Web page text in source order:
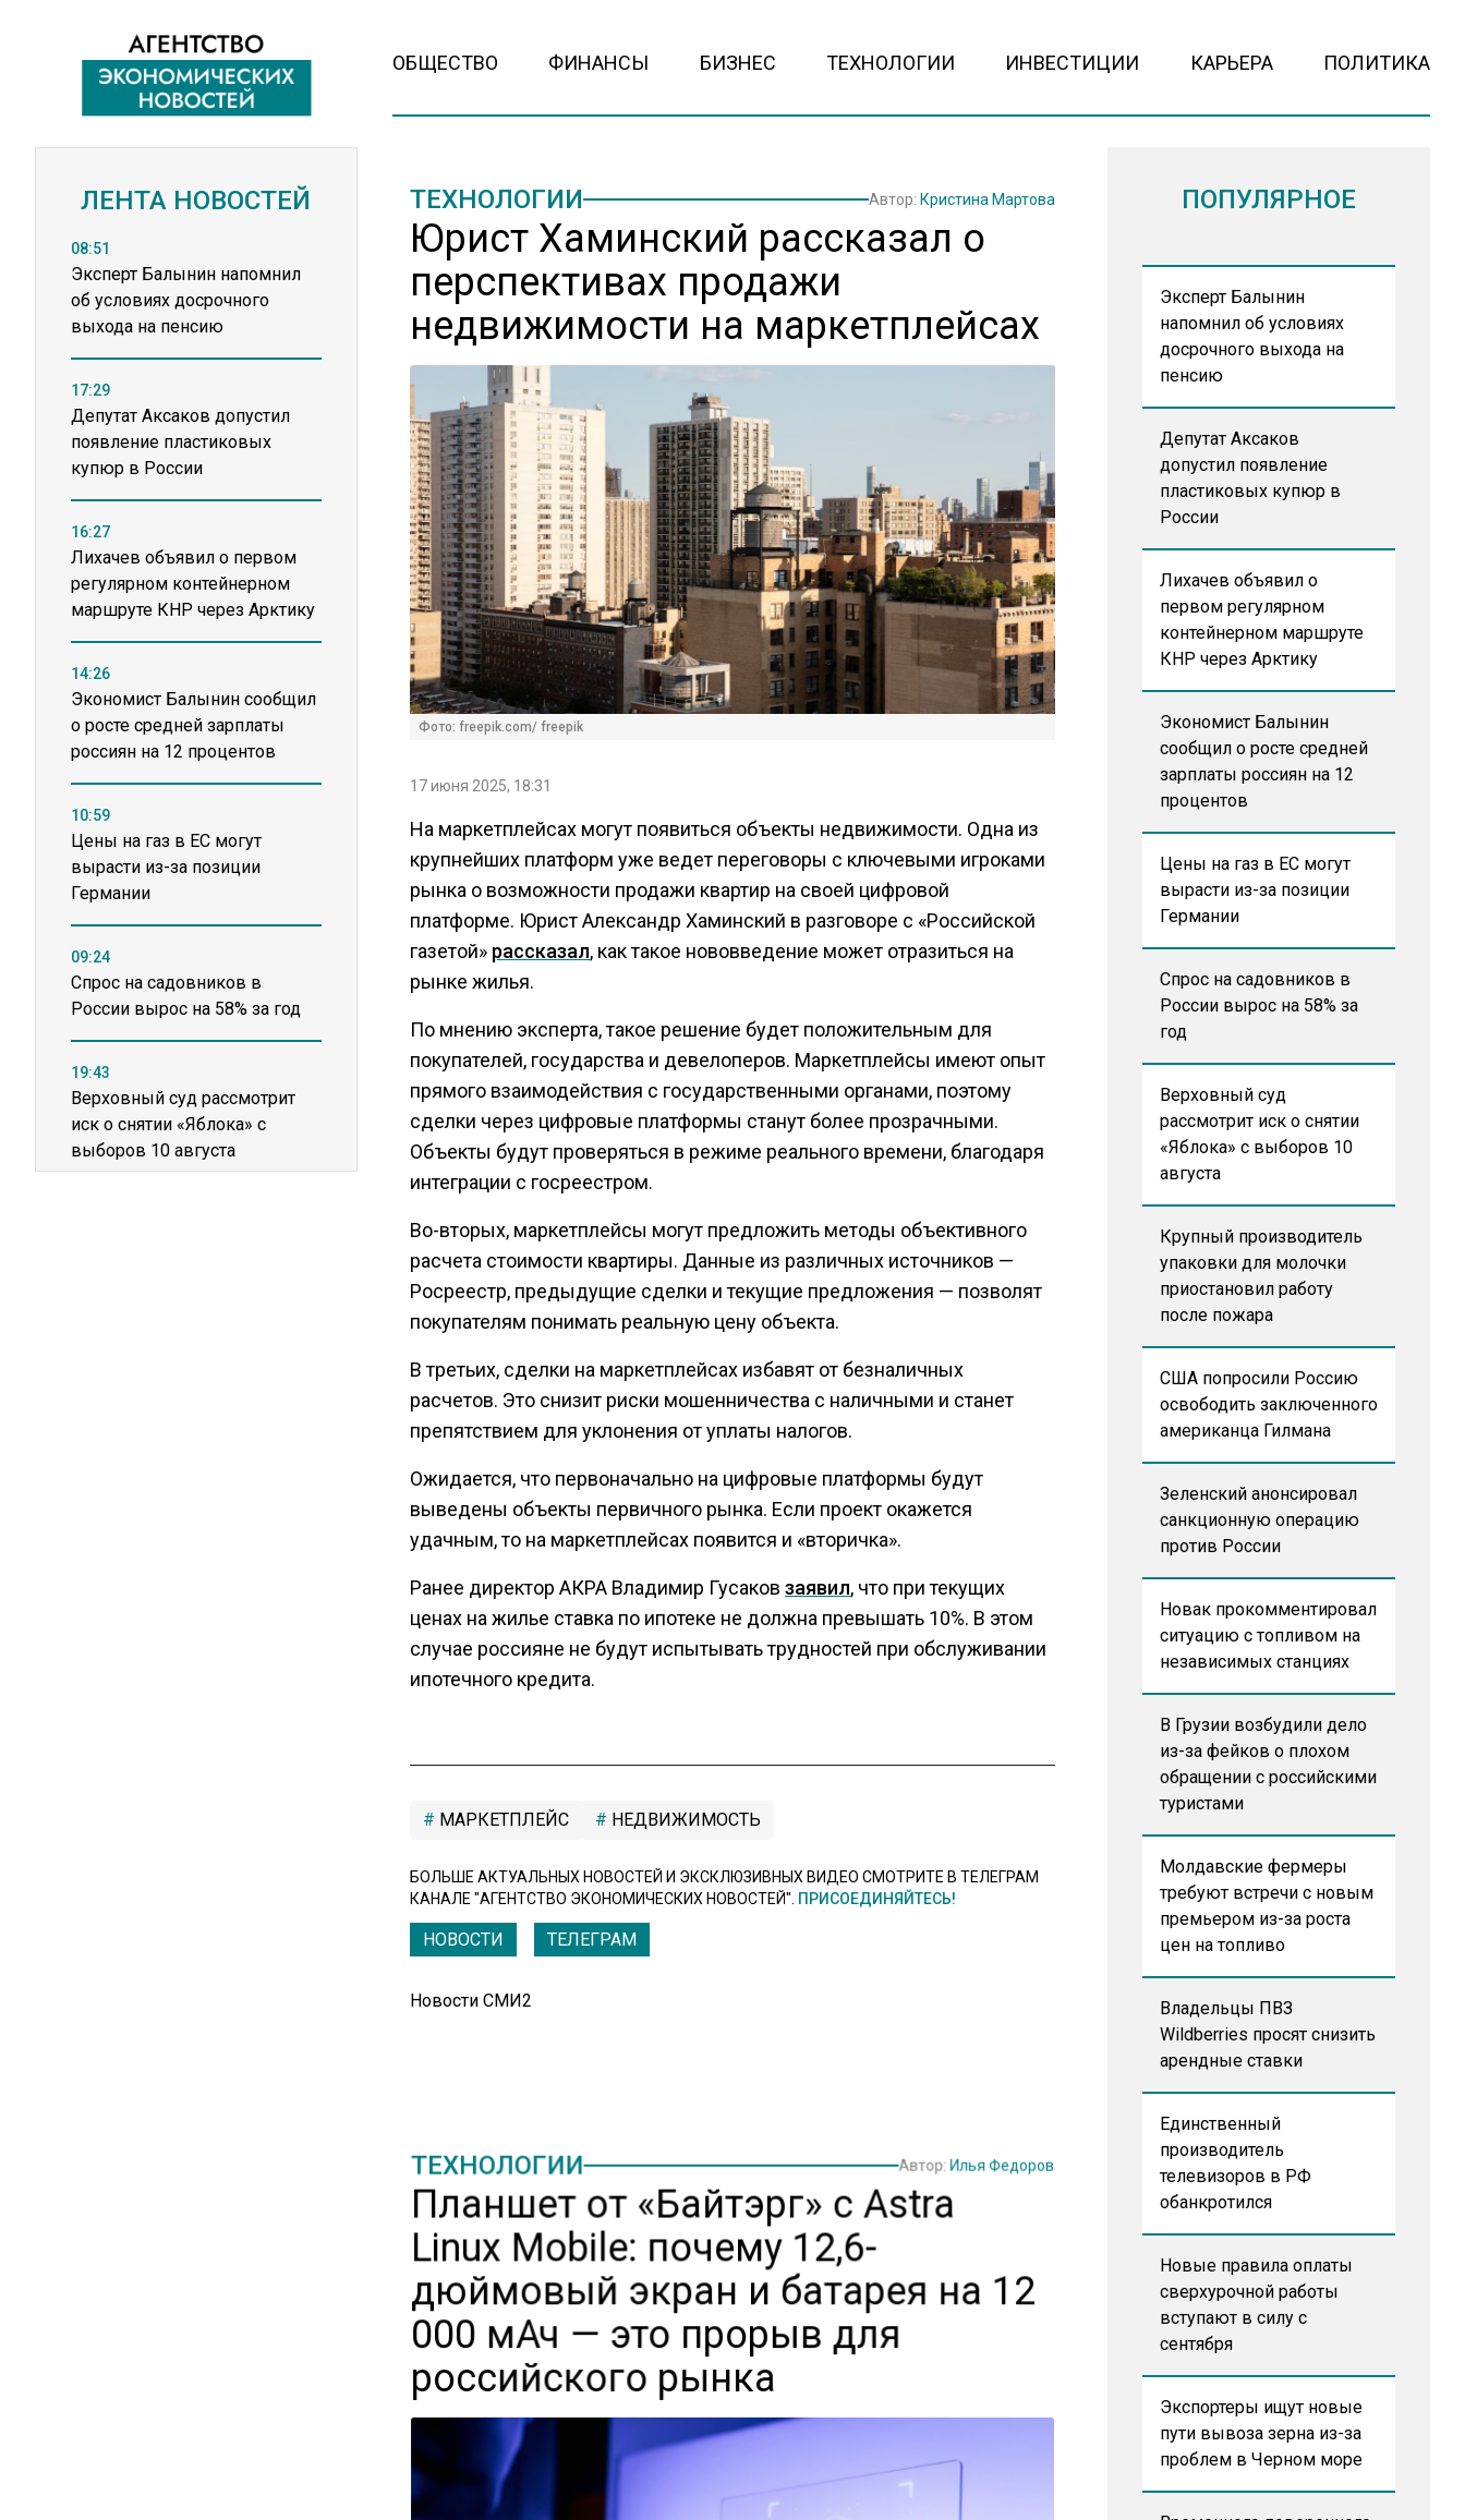
ОБЩЕСТВО ФИНАНСЫ БИЗНЕС ТЕХНОЛОГИИ ИНВЕСТИЦИИ КАРЬЕРА ПОЛИТИКА
ЛЕНТА НОВОСТЕЙ
08:51
Эксперт Балынин напомнил
об условиях досрочного
выхода на пенсию
17:29
Депутат Аксаков допустил
появление пластиковых
купюр в России
16:27
Лихачев объявил о первом
регулярном контейнерном
маршруте КНР через Арктику
14:26
Экономист Балынин сообщил
о росте средней зарплаты
россиян на 12 процентов
10:59
Цены на газ в ЕС могут
вырасти из-за позиции
Германии
09:24
Спрос на садовников в
России вырос на 58% за год
19:43
Верховный суд рассмотрит
иск о снятии «Яблока» с
выборов 10 августа
ТЕХНОЛОГИИ Автор: Кристина Мартова
Юрист Хаминский рассказал о
перспективах продажи
недвижимости на маркетплейсах
Фото: freepik.com/ freepik
17 июня 2025, 18:31
На маркетплейсах могут появиться объекты недвижимости. Одна из
крупнейших платформ уже ведет переговоры с ключевыми игроками
рынка о возможности продажи квартир на своей цифровой
платформе. Юрист Александр Хаминский в разговоре с «Российской
газетой» рассказал, как такое нововведение может отразиться на
рынке жилья.
По мнению эксперта, такое решение будет положительным для
покупателей, государства и девелоперов. Маркетплейсы имеют опыт
прямого взаимодействия с государственными органами, поэтому
сделки через цифровые платформы станут более прозрачными.
Объекты будут проверяться в режиме реального времени, благодаря
интеграции с госреестром.
Во-вторых, маркетплейсы могут предложить методы объективного
расчета стоимости квартиры. Данные из различных источников —
Росреестр, предыдущие сделки и текущие предложения — позволят
покупателям понимать реальную цену объекта.
В третьих, сделки на маркетплейсах избавят от безналичных
расчетов. Это снизит риски мошенничества с наличными и станет
препятствием для уклонения от уплаты налогов.
Ожидается, что первоначально на цифровые платформы будут
выведены объекты первичного рынка. Если проект окажется
удачным, то на маркетплейсах появится и «вторичка».
Ранее директор АКРА Владимир Гусаков заявил, что при текущих
ценах на жилье ставка по ипотеке не должна превышать 10%. В этом
случае россияне не будут испытывать трудностей при обслуживании
ипотечного кредита.
МАРКЕТПЛЕЙС НЕДВИЖИМОСТЬ
БОЛЬШЕ АКТУАЛЬНЫХ НОВОСТЕЙ И ЭКСКЛЮЗИВНЫХ ВИДЕО СМОТРИТЕ В ТЕЛЕГРАМ
КАНАЛЕ "АГЕНТСТВО ЭКОНОМИЧЕСКИХ НОВОСТЕЙ". ПРИСОЕДИНЯЙТЕСЬ!
НОВОСТИ ТЕЛЕГРАМ
Новости СМИ2
ТЕХНОЛОГИИ
Планшет от «Байтэрг» с Astra
Linux Mobile: почему 12,6-
дюймовый экран и батарея на 12
000 мАч — это прорыв для
российского рынка
ПОПУЛЯРНОЕ
Эксперт Балынин
напомнил об условиях
досрочного выхода на
пенсию
Депутат Аксаков
допустил появление
пластиковых купюр в
России
Лихачев объявил о
первом регулярном
контейнерном маршруте
КНР через Арктику
Экономист Балынин
сообщил о росте средней
зарплаты россиян на 12
процентов
Цены на газ в ЕС могут
вырасти из-за позиции
Германии
Спрос на садовников в
России вырос на 58% за
год
Верховный суд
рассмотрит иск о снятии
«Яблока» с выборов 10
августа
Крупный производитель
упаковки для молочки
приостановил работу
после пожара
США попросили Россию
освободить заключенного
американца Гилмана
Зеленский анонсировал
санкционную операцию
против России
Новак прокомментировал
ситуацию с топливом на
независимых станциях
В Грузии возбудили дело
из-за фейков о плохом
обращении с российскими
туристами
Молдавские фермеры
требуют встречи с новым
премьером из-за роста
цен на топливо
Владельцы ПВЗ
Wildberries просят снизить
арендные ставки
Единственный
производитель
телевизоров в РФ
обанкротился
Новые правила оплаты
сверхурочной работы
вступают в силу с
сентября
Экспортеры ищут новые
пути вывоза зерна из-за
проблем в Черном море